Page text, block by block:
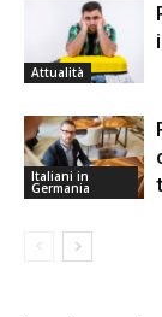
Attualità
Italiani in
Germania